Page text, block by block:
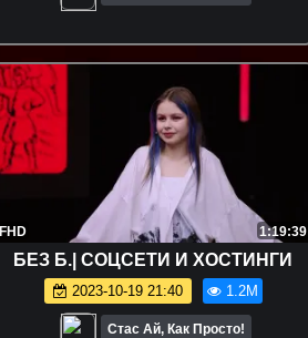
FHD 1:19:39
БЕЗ Б.| СОЦСЕТИ И ХОСТИНГИ
2023-10-19 21:40 1.2M
Стас Ай, Как Просто!